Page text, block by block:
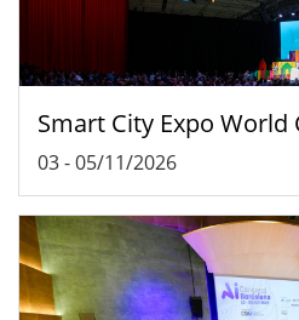
Smart City Expo World
03-05/11/2026